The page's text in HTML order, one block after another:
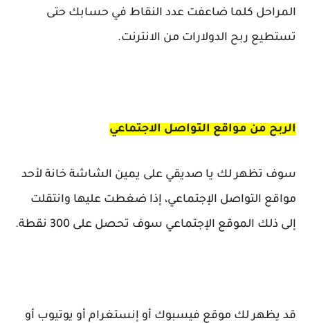
المراحل كلما ضاعفت عدد النقاط في حسابك حتى
تستطيع ربح الدولارات من الانترنت.
الربح من مواقع التواصل الاجتماعي
سوف تظهر لك يا صديقي على يمين الشاشة خانة لأحد
مواقع التواصل الإجتماعي، إذا ضغطت عليها وانتقلت
إلى ذلك الموقع الإجتماعي سوف تحصل على 300 نقطة.
قد يظهر لك موقع فيسبوك أو إنستغرام أو يوتيوب أو